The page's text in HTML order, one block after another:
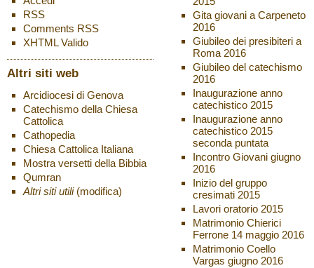
RSS
Comments RSS
XHTMLValido
Altri siti web
Arcidiocesi di Genova
Catechismo della Chiesa
Cattolica
Cathopedia
Chiesa Cattolica Italiana
Mostra versetti della Bibbia
Qumran
Altri siti utili (modifica)
Gita giovani a Carpeneto
2016
Giubileo dei presibiteri a
Roma 2016
Giubileo del catechismo
2016
Inaugurazione anno
catechistico 2015
Inaugurazione anno
catechistico 2015
seconda puntata
Incontro Giovani giugno
2016
Inizio del gruppo
cresimati 2015
Lavori oratorio 2015
Matrimonio Chierici
Ferrone 14 maggio 2016
Matrimonio Coello
Vargas giugno 2016